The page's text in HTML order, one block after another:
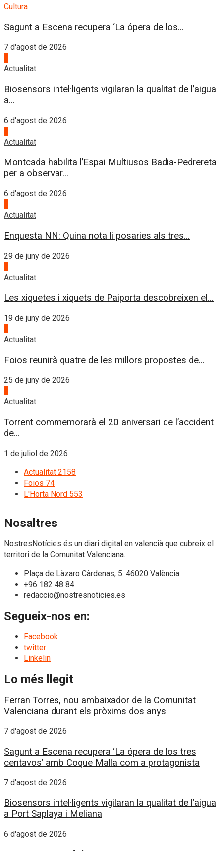
Cultura
Sagunt a Escena recupera ‘La ópera de los...
7 d'agost de 2026
Actualitat
Biosensors intel·ligents vigilaran la qualitat de l’aigua
a...
6 d'agost de 2026
Actualitat
Montcada habilita l’Espai Multiusos Badia-Pedrereta
per a observar...
6 d'agost de 2026
Actualitat
Enquesta NN: Quina nota li posaries als tres...
29 de juny de 2026
Actualitat
Les xiquetes i xiquets de Paiporta descobreixen el...
19 de juny de 2026
Actualitat
Foios reunirà quatre de les millors propostes de...
25 de juny de 2026
Actualitat
Torrent commemorarà el 20 aniversari de l’accident
de...
1 de juliol de 2026
Actualitat 2158
Foios 74
L'Horta Nord 553
Nosaltres
NostresNotícies és un diari digital en valencià que cubreix el
territori de la Comunitat Valenciana.
Plaça de Làzaro Càrdenas, 5. 46020 València
+96 182 48 84
redaccio@nostresnoticies.es
Segueix-nos en:
Facebook
twitter
Linkelin
Lo més llegit
Ferran Torres, nou ambaixador de la Comunitat
Valenciana durant els pròxims dos anys
7 d'agost de 2026
Sagunt a Escena recupera ‘La ópera de los tres
centavos’ amb Coque Malla com a protagonista
7 d'agost de 2026
Biosensors intel·ligents vigilaran la qualitat de l’aigua
a Port Saplaya i Meliana
6 d'agost de 2026